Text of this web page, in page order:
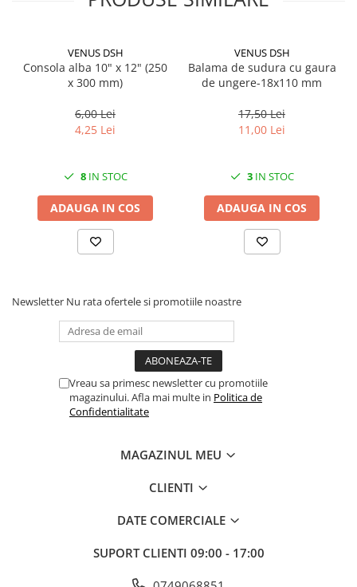
Instalatii de Craciun
Suporturi lumanari
Cosuri de gunoi
Maturi, Mopuri si galeti
Saci gunoi
Servetele umede
Solutii geamuri
Solutii universale
Accesorii pentru gradina
Aparate pentru stropit gradina
Articole antidaunatori gradina
Aspersoare
Furtunuri gradinarit
Lopeti si unelte deszapezit
VENUS DSH
Consola alba 10" x 12" (250
x 300 mm)
6,00 Lei
4,25 Lei
8IN STOC
ADAUGA IN COS
VENUS DSH
Balama de sudura cu gaura
de ungere-18x110 mm
17,50 Lei
11,00 Lei
3IN STOC
ADAUGA IN COS
Newsletter Nu rata ofertele si promotiile noastre
Vreau sa primesc newsletter cu promotiile
magazinului. Afla mai multe in Politica de
Confidentialitate
MAGAZINUL MEU
CLIENTI
DATE COMERCIALE
SUPORT CLIENTI 09:00 - 17:00